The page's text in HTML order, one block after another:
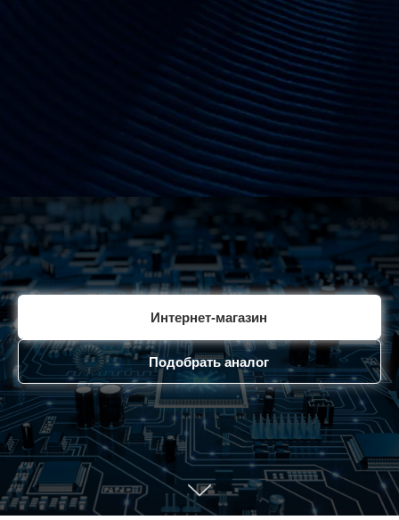
Интернет-магазин
Подобрать аналог